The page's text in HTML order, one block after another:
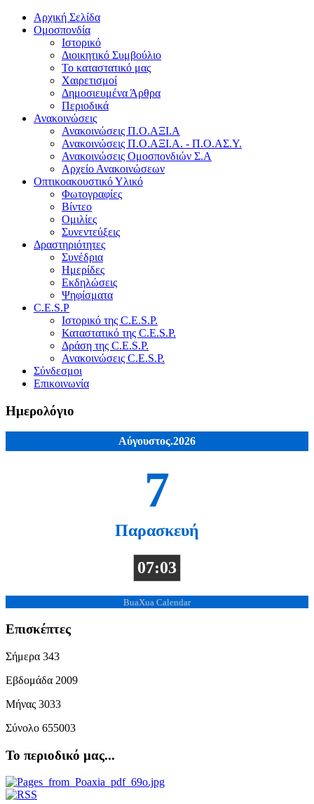
Αρχική Σελίδα
Ομοσπονδία
Ιστορικό
Διοικητικό Συμβούλιο
Το καταστατικό μας
Χαιρετισμοί
Δημοσιευμένα Άρθρα
Περιοδικά
Ανακοινώσεις
Ανακοινώσεις Π.Ο.ΑΞΙ.Α
Ανακοινώσεις Π.Ο.ΑΞΙ.Α. - Π.Ο.ΑΣ.Υ.
Ανακοινώσεις Ομοσπονδιών Σ.Α
Αρχείο Ανακοινώσεων
Οπτικοακουστικό Υλικό
Φωτογραφίες
Βίντεο
Ομιλίες
Συνεντεύξεις
Δραστηριότητες
Συνέδρια
Ημερίδες
Εκδηλώσεις
Ψηφίσματα
C.E.S.P
Ιστορικό της C.E.S.P.
Καταστατικό της C.E.S.P.
Δράση της C.E.S.P.
Ανακοινώσεις C.E.S.P.
Σύνδεσμοι
Επικοινωνία
Ημερολόγιο
Αύγουστος.2026
7
Παρασκευή
07:03
BuaXua Calendar
Επισκέπτες
Σήμερα 343
Εβδομάδα 2009
Μήνας 3033
Σύνολο 655003
Το περιοδικό μας...